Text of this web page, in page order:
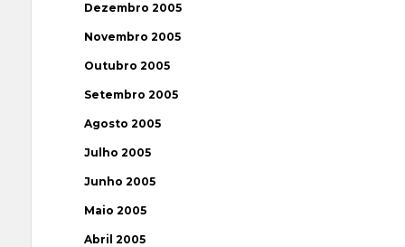
Dezembro 2005
Novembro 2005
Outubro 2005
Setembro 2005
Agosto 2005
Julho 2005
Junho 2005
Maio 2005
Abril 2005